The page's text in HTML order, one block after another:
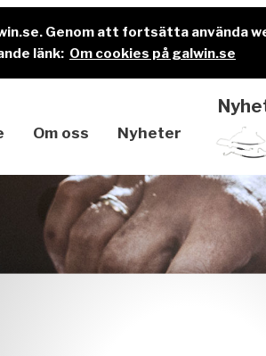
Genom att fortsätta använda
länk: Om cookies på galwin.se
Om oss Nyheter